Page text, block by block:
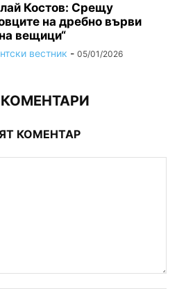
Костов: Срещу
на дребно върви
вещици“
вестник - 05/01/2026
КОМЕНТАР